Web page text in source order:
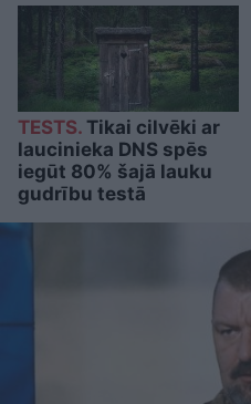
TESTS. Tikai cilvēki ar
laucinieka DNS spēs
iegūt 80% šajā lauku
gudrību testā